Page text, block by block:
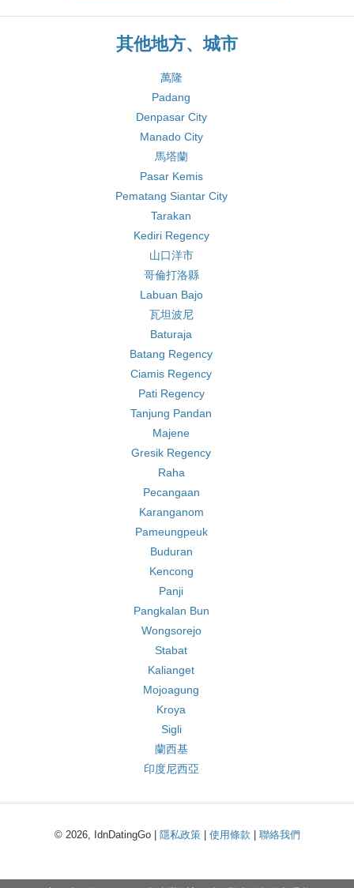
其他地方、城市
萬隆
Padang
Denpasar City
Manado City
馬塔蘭
Pasar Kemis
Pematang Siantar City
Tarakan
Kediri Regency
山口洋市
哥倫打洛縣
Labuan Bajo
瓦坦波尼
Baturaja
Batang Regency
Ciamis Regency
Pati Regency
Tanjung Pandan
Majene
Gresik Regency
Raha
Pecangaan
Karanganom
Pameungpeuk
Buduran
Kencong
Panji
Pangkalan Bun
Wongsorejo
Stabat
Kalianget
Mojoagung
Kroya
Sigli
蘭西基
印度尼西亞
© 2026, IdnDatingGo | 隱私政策| 使用條款 聯絡我們